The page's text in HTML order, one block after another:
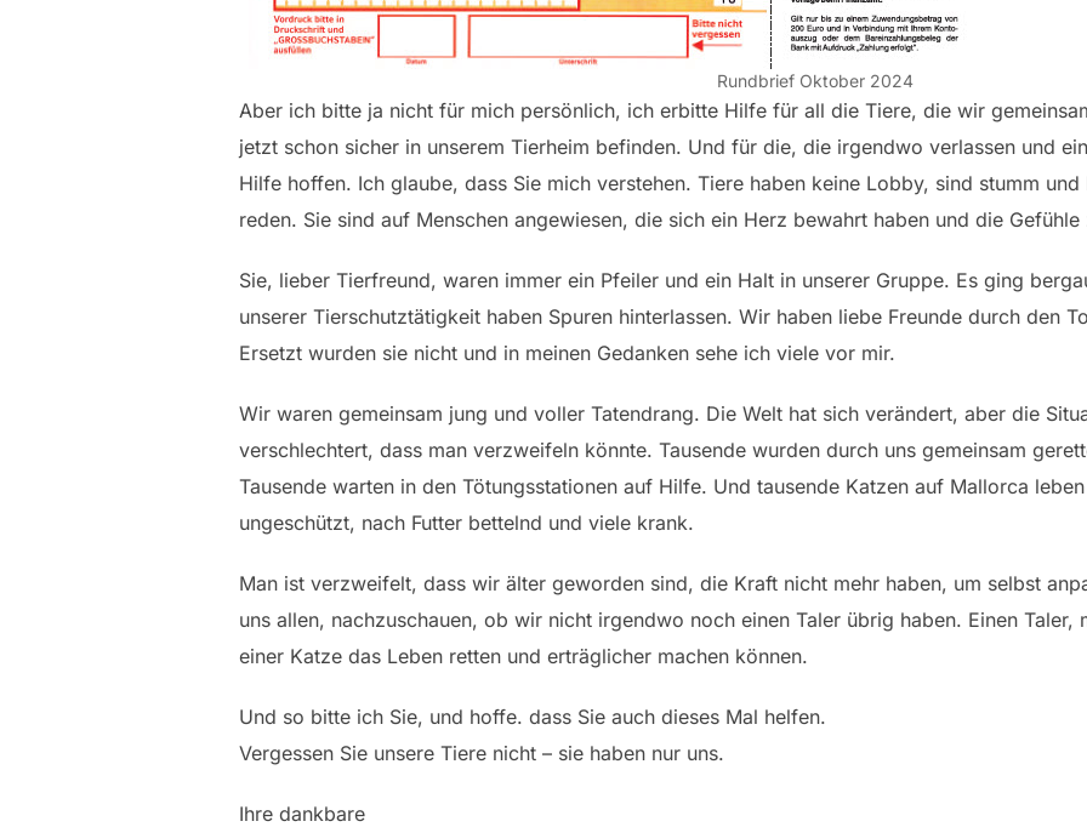
Rundbrief Oktober 2024
Aber ich bitte ja nicht für mich persönlich, ich erbitte Hilfe für all die Tiere, die wir
jetzt schon sicher in unserem Tierheim befinden. Und für die, die irgendwo verlassen und
Hilfe hoffen. Ich glaube, dass Sie mich verstehen. Tiere haben keine Lobby, sind stumm
reden. Sie sind auf Menschen angewiesen, die sich ein Herz bewahrt haben und die Gefühle
Sie, lieber Tierfreund, waren immer ein Pfeiler und ein Halt in unserer Gruppe. Es ging
unserer Tierschutztätigkeit haben Spuren hinterlassen. Wir haben liebe Freunde durch den
Ersetzt wurden sie nicht und in meinen Gedanken sehe ich viele vor mir.
Wir waren gemeinsam jung und voller Tatendrang. Die Welt hat sich verändert, aber die
verschlechtert, dass man verzweifeln könnte. Tausende wurden durch uns gemeinsam
Tausende warten in den Tötungsstationen auf Hilfe. Und tausende Katzen auf Mallorca
ungeschützt, nach Futter bettelnd und viele krank.
Man ist verzweifelt, dass wir älter geworden sind, die Kraft nicht mehr haben, um selbst
uns allen, nachzuschauen, ob wir nicht irgendwo noch einen Taler übrig haben. Einen
einer Katze das Leben retten und erträglicher machen können.
Und so bitte ich Sie, und hoffe. dass Sie auch dieses Mal helfen.
Vergessen Sie unsere Tiere nicht – sie haben nur uns.
Ihre dankbare